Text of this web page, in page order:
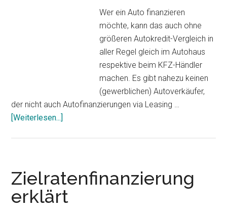
Wer ein Auto finanzieren
möchte, kann das auch ohne
größeren Autokredit-Vergleich in
aller Regel gleich im Autohaus
respektive beim KFZ-Händler
machen. Es gibt nahezu keinen
(gewerblichen) Autoverkäufer,
der nicht auch Autofinanzierungen via Leasing …
[Weiterlesen...]
Postbank,
ING-
DiBa,
Zielratenfinanzierung
erklärt